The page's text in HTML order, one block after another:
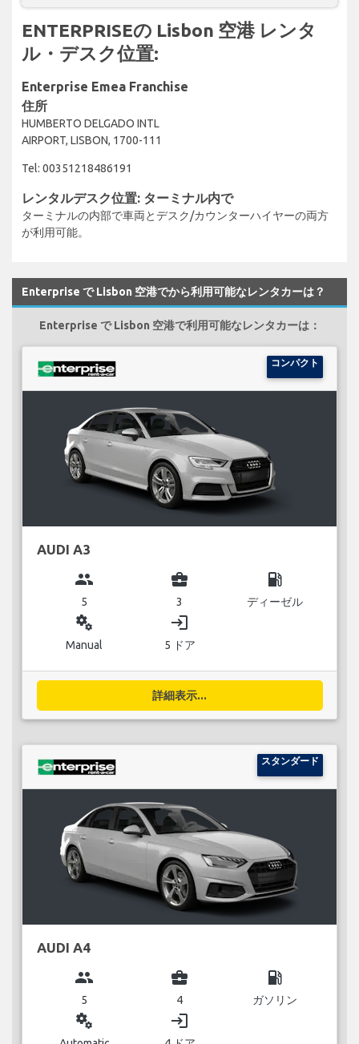
ENTERPRISEの Lisbon 空港 レンタ
ル・デスク位置:
Enterprise Emea Franchise
住所
HUMBERTO DELGADO INTL
AIRPORT, LISBON, 1700-111
Tel: 00351218486191
レンタルデスク位置: ターミナル内で
ターミナルの内部で車両とデスク/カウンターハイヤーの両方
が利用可能。
Enterprise で Lisbon 空港でから利用可能なレンタカーは？
Enterprise で Lisbon 空港で利用可能なレンタカーは：
コンパクト
AUDI A3
group
5
business_center
3
local_gas_station
ディーゼル
miscellaneous_services
Manual
login
5 ドア
詳細表示...
スタンダード
AUDI A4
group
5
business_center
4
local_gas_station
ガソリン
miscellaneous_services login